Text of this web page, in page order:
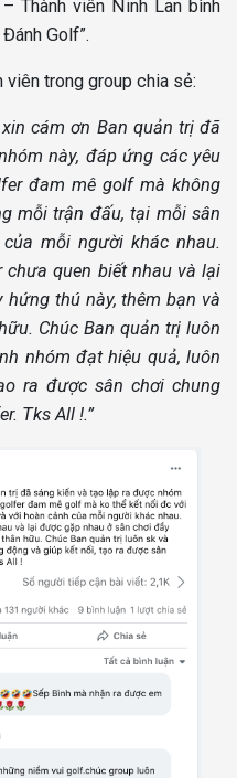
– Thành viên Ninh Lan bình
Golf”.
viên trong group chia sẻ:
cám ơn Ban quản trị đã
này, đáp ứng các yêu
đam mê golf mà không
mỗi trận đấu, tại mỗi sân
mỗi người khác nhau.
quen biết nhau và lại
thú này, thêm bạn và
Chúc Ban quản trị luôn
nhóm đạt hiệu quả, luôn
ra được sân chơi chung
Tks All !.”